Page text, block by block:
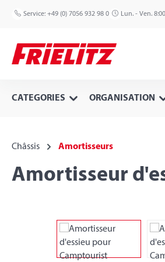
to main content
Skip to search
Skip to main navigation
Service: +49 (0) 7056 932 98 0 Lun. - Ven.
CATEGORIES ORGANISATION
Châssis Amortisseurs
Amortisseur
Skip image gallery